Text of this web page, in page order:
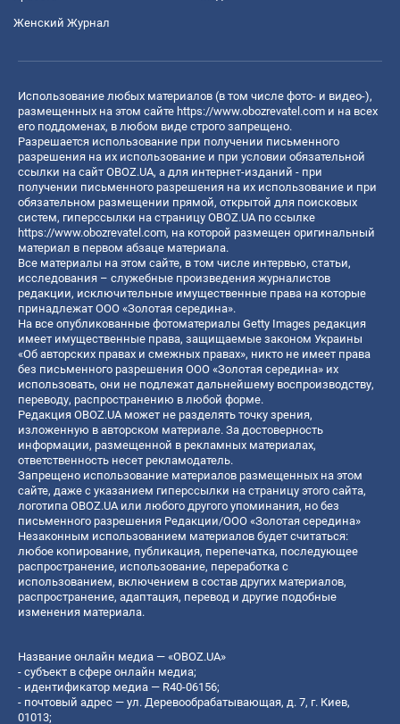
Женский Журнал
Использование любых материалов (в том числе фото- и видео-),
размещенных на этом сайте https://www.obozrevatel.com и на всех
его поддоменах, в любом виде строго запрещено.
Разрешается использование при получении письменного
разрешения на их использование и при условии обязательной
ссылки на сайт OBOZ.UA, а для интернет-изданий - при
получении письменного разрешения на их использование и при
обязательном размещении прямой, открытой для поисковых
систем, гиперссылки на страницу OBOZ.UA по ссылке
https://www.obozrevatel.com, на которой размещен оригинальный
материал в первом абзаце материала.
Все материалы на этом сайте, в том числе интервью, статьи,
исследования – служебные произведения журналистов
редакции, исключительные имущественные права на которые
принадлежат ООО «Золотая середина».
На все опубликованные фотоматериалы Getty Images редакция
имеет имущественные права, защищаемые законом Украины
«Об авторских правах и смежных правах», никто не имеет права
без письменного разрешения ООО «Золотая середина» их
использовать, они не подлежат дальнейшему воспроизводству,
переводу, распространению в любой форме.
Редакция OBOZ.UA может не разделять точку зрения,
изложенную в авторском материале. За достоверность
информации, размещенной в рекламных материалах,
ответственность несет рекламодатель.
Запрещено использование материалов размещенных на этом
сайте, даже с указанием гиперссылки на страницу этого сайта,
логотипа OBOZ.UA или любого другого упоминания, но без
письменного разрешения Редакции/ООО «Золотая середина»
Незаконным использованием материалов будет считаться:
любое копирование, публикация, перепечатка, последующее
распространение, использование, переработка с
использованием, включением в состав других материалов,
распространение, адаптация, перевод и другие подобные
изменения материала.
Название онлайн медиа — «OBOZ.UA»
- субъект в сфере онлайн медиа;
- идентификатор медиа — R40-06156;
- почтовый адрес — ул. Деревообрабатывающая, д. 7, г. Киев,
01013;